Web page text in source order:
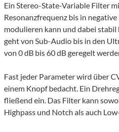
Ein Stereo-State-Variable Filter
Resonanzfrequenz bis in
modulieren kann und dabei
geht von Sub-Audio bis in den
von 0 dB bis 60 dB geregelt
Fast jeder Parameter wird über
einem Knopf bedacht. Ein
fließend ein. Das Filter kann
Highpass und Notch als auch